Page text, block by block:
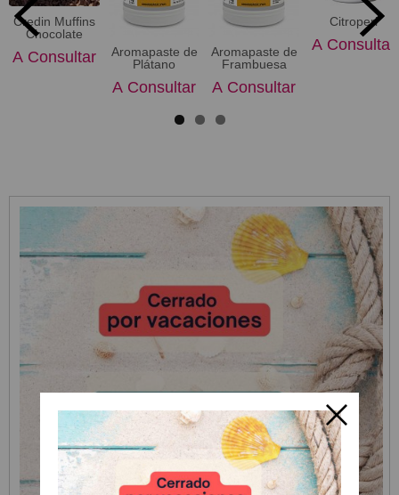
Credin Muffins
Chocolate
A Consultar
Aromapaste de
Plátano
A Consultar
Aromapaste de
Frambuesa
A Consultar
Citroperl
A Consultar